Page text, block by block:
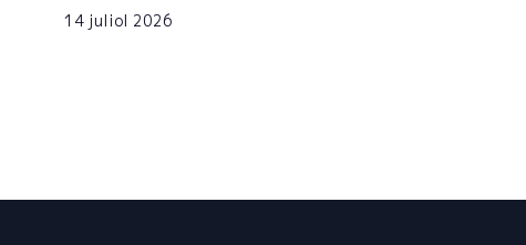
14 juliol 2026